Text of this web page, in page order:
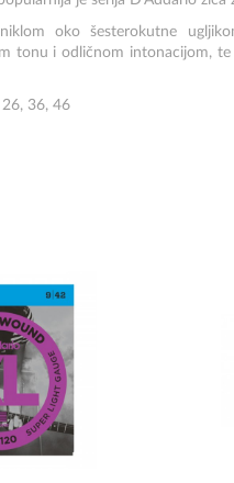
oko šesterokutne
tonu i odličnom intonacijom,
36, 46